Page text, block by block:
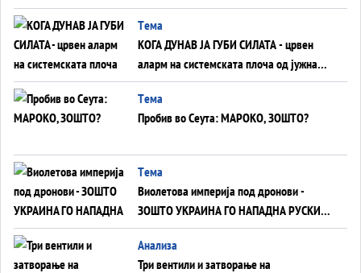
ВНУЦИ ДА ГИ ЗАМЕНАТ
Tема
КОГА ДУНАВ ЈА ГУБИ СИЛАТА - црвен
аларм на системската плоча од јужна
Германија до Црното Море...
Tема
Пробив во Сеута: МАРОКО, ЗОШТО?
Tема
Виолетова империја под дронови -
ЗОШТО УКРАИНА ГО НАПАДНА РУСКИОТ
WILDBERRIES
Aнализа
Три вентили и затворање на